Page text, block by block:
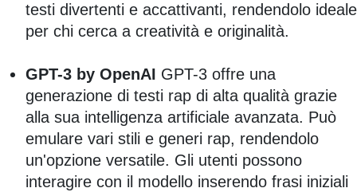
testi divertenti e accattivanti, rendendolo ideale
per chi cerca a creatività e originalità.
GPT-3 by OpenAI GPT-3 offre una
generazione di testi rap di alta qualità grazie
alla sua intelligenza artificiale avanzata. Può
emulare vari stili e generi rap, rendendolo
un'opzione versatile. Gli utenti possono
interagire con il modello inserendo frasi iniziali